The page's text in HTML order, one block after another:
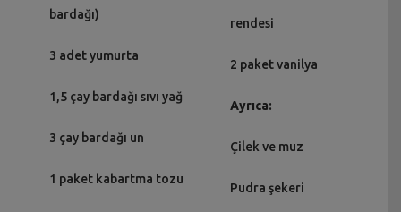
bardağı)
3 adet yumurta
1,5 çay bardağı sıvı yağ
3 çay bardağı un
1 paket kabartma tozu
rendesi
2 paket vanilya
Ayrıca:
Çilek ve muz
Pudra şekeri